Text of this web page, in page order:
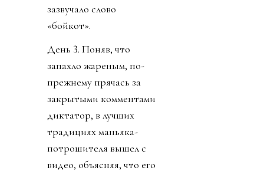
зазвучало слово
«бойкот».
День 3. Поняв, что
запахло жареным, по-
прежнему прячась за
закрытыми комментами
диктатор, в лучших
традициях маньяка-
потрошителя вышел с
видео, объясняя, что его